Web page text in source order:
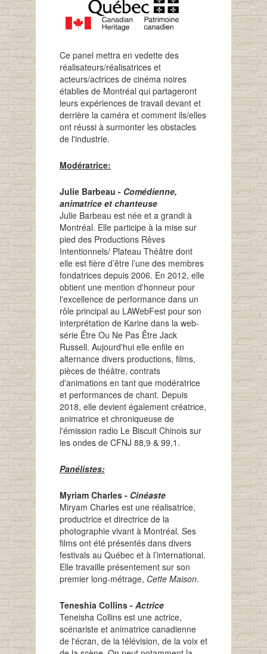
Ce panel mettra en vedette des
réalisateurs/réalisatrices et
acteurs/actrices de cinéma noires
établies de Montréal qui partageront
leurs expériences de travail devant et
derrière la caméra et comment ils/elles
ont réussi à surmonter les obstacles
de l'industrie.
Modératrice:
Julie Barbeau - Comédienne,
animatrice et chanteuse
Julie Barbeau est née et a grandi à
Montréal. Elle participe à la mise sur
pied des Productions Rêves
Intentionnels/ Plateau Théâtre dont
elle est fière d’être l’une des membres
fondatrices depuis 2006. En 2012, elle
obtient une mention d'honneur pour
l'excellence de performance dans un
rôle principal au LAWebFest pour son
interprétation de Karine dans la web-
série Être Ou Ne Pas Être Jack
Russell. Aujourd'hui elle enfile en
alternance divers productions, films,
pièces de théâtre, contrats
d'animations en tant que modératrice
et performances de chant. Depuis
2018, elle devient également créatrice,
animatrice et chroniqueuse de
l'émission radio Le Biscuit Chinois sur
les ondes de CFNJ 88,9 & 99,1.
Panélistes:
Myriam Charles - Cinéaste
Miryam Charles est une réalisatrice,
productrice et directrice de la
photographie vivant à Montréal. Ses
films ont été présentés dans divers
festivals au Québec et à l’international.
Elle travaille présentement sur son
premier long-métrage, Cette Maison.
Teneshia Collins - Actrice
Teneisha Collins est une actrice,
scénariste et animatrice canadienne
de l'écran, de la télévision, de la voix et